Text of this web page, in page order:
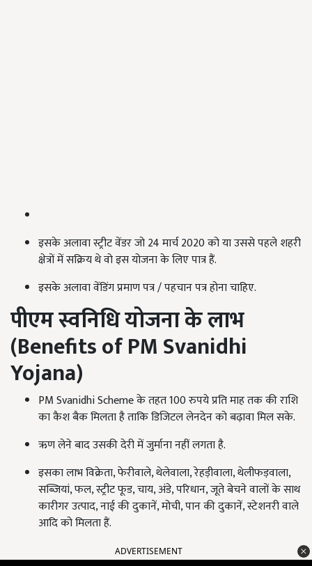
इसके अलावा स्ट्रीट वेंडर जो 24 मार्च 2020 को या उससे पहले शहरी
क्षेत्रों में सक्रिय थे वो इस योजना के लिए पात्र हैं.
इसके अलावा वेंडिंग प्रमाण पत्र / पहचान पत्र होना चाहिए.
पीएम स्वनिधि योजना के लाभ
(Benefits of PM Svanidhi
Yojana)
PM Svanidhi Scheme के तहत 100 रुपये प्रति माह तक की राशि
का कैश बैक मिलता है ताकि डिजिटल लेनदेन को बढ़ावा मिल सके.
ऋण लेने बाद उसकी देरी में जुर्माना नहीं लगता है.
इसका लाभ विक्रेता, फेरीवाले, थेलेवाला, रेहड़ीवाला, थेलीफड़वाला,
सब्जियां, फल, स्ट्रीट फूड, चाय, अंडे, परिधान, जूते बेचने वालों के साथ
कारीगर उत्पाद, नाई की दुकानें, मोची, पान की दुकानें, स्टेशनरी वाले
आदि को मिलता हैं.
ADVERTISEMENT